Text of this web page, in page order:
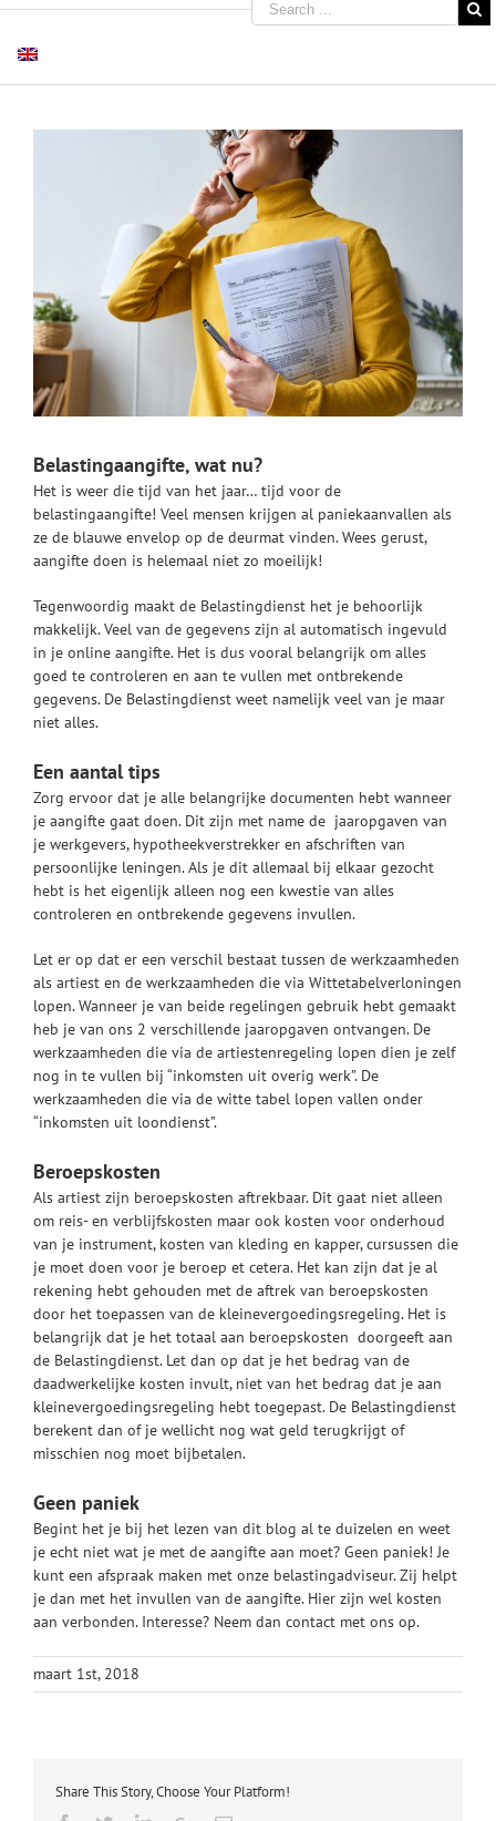
Belastingaangifte, wat nu?
Het is weer die tijd van het jaar… tijd voor de
belastingaangifte! Veel mensen krijgen al paniekaanvallen als
ze de blauwe envelop op de deurmat vinden. Wees gerust,
aangifte doen is helemaal niet zo moeilijk!
Tegenwoordig maakt de Belastingdienst het je behoorlijk
makkelijk. Veel van de gegevens zijn al automatisch ingevuld
in je online aangifte. Het is dus vooral belangrijk om alles
goed te controleren en aan te vullen met ontbrekende
gegevens. De Belastingdienst weet namelijk veel van je maar
niet alles.
Een aantal tips
Zorg ervoor dat je alle belangrijke documenten hebt wanneer
je aangifte gaat doen. Dit zijn met name de jaaropgaven van
je werkgevers, hypotheekverstrekker en afschriften van
persoonlijke leningen. Als je dit allemaal bij elkaar gezocht
hebt is het eigenlijk alleen nog een kwestie van alles
controleren en ontbrekende gegevens invullen.
Let er op dat er een verschil bestaat tussen de werkzaamheden
als artiest en de werkzaamheden die via Wittetabelverloningen
lopen. Wanneer je van beide regelingen gebruik hebt gemaakt
heb je van ons 2 verschillende jaaropgaven ontvangen. De
werkzaamheden die via de artiestenregeling lopen dien je zelf
nog in te vullen bij “inkomsten uit overig werk”. De
werkzaamheden die via de witte tabel lopen vallen onder
“inkomsten uit loondienst”.
Beroepskosten
Als artiest zijn beroepskosten aftrekbaar. Dit gaat niet alleen
om reis- en verblijfskosten maar ook kosten voor onderhoud
van je instrument, kosten van kleding en kapper, cursussen die
je moet doen voor je beroep et cetera. Het kan zijn dat je al
rekening hebt gehouden met de aftrek van beroepskosten
door het toepassen van de kleinevergoedingsregeling. Het is
belangrijk dat je het totaal aan beroepskosten doorgeeft aan
de Belastingdienst. Let dan op dat je het bedrag van de
daadwerkelijke kosten invult, niet van het bedrag dat je aan
kleinevergoedingsregeling hebt toegepast. De Belastingdienst
berekent dan of je wellicht nog wat geld terugkrijgt of
misschien nog moet bijbetalen.
Geen paniek
Begint het je bij het lezen van dit blog al te duizelen en weet
je echt niet wat je met de aangifte aan moet? Geen paniek! Je
kunt een afspraak maken met onze belastingadviseur. Zij helpt
je dan met het invullen van de aangifte. Hier zijn wel kosten
aan verbonden. Interesse? Neem dan contact met ons op.
maart 1st, 2018
Share This Story, Choose Your Platform!